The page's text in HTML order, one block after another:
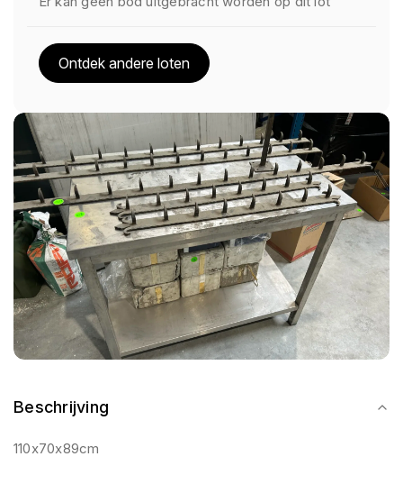
Beschrijving
110x70x89cm
Ontdek andere loten